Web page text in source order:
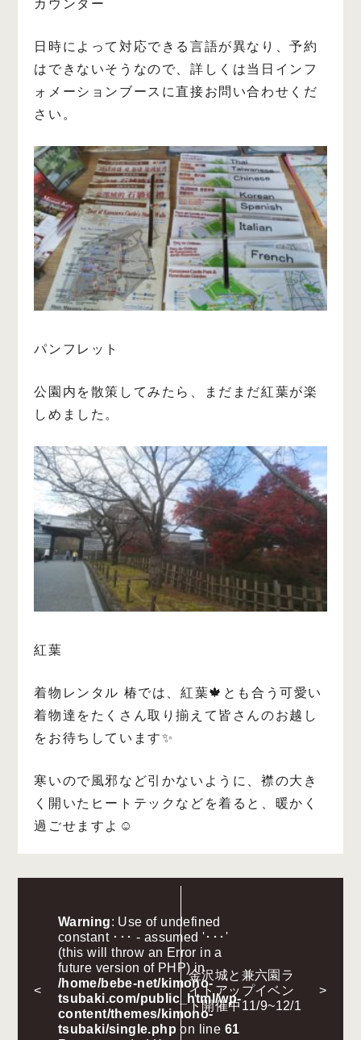
カウンター
日時によって対応できる言語が異なり、予約
はできないそうなので、詳しくは当日インフ
ォメーションブースに直接お問い合わせくだ
さい。
パンフレット
公園内を散策してみたら、まだまだ紅葉が楽
しめました。
紅葉
着物レンタル 椿では、紅葉🍁とも合う可愛い
着物達をたくさん取り揃えて皆さんのお越し
をお待ちしています✨
寒いので風邪など引かないように、襟の大き
く開いたヒートテックなどを着ると、暖かく
過ごせますよ☺️
<
Warning: Use of undefined
constant ･･･ - assumed '･･･'
(this will throw an Error in a
future version of PHP) in
/home/bebe-net/kimono-
tsubaki.com/public_html/wp-
content/themes/kimono-
tsubaki/single.php on line 61
金沢城と兼六園ラ
イトアップイベン
ト開催中11/9~12/1
>